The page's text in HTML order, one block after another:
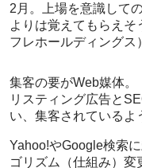
2月。上場を意識して
よりは覚えてもらえそ
フレホールディングス）
集客の要がWeb媒体。
リスティング広告と
い、集客されているよ
Yahoo!やGoogle検索
ゴリズム（仕組み）